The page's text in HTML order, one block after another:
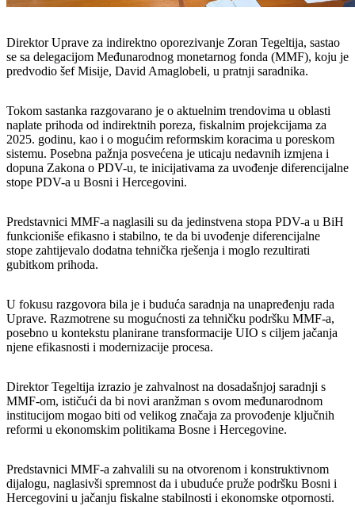
Direktor Uprave za indirektno oporezivanje Zoran Tegeltija, sastao
se sa delegacijom Međunarodnog monetarnog fonda (MMF), koju je
predvodio šef Misije, David Amaglobeli, u pratnji saradnika.
Tokom sastanka razgovarano je o aktuelnim trendovima u oblasti
naplate prihoda od indirektnih poreza, fiskalnim projekcijama za
2025. godinu, kao i o mogućim reformskim koracima u poreskom
sistemu. Posebna pažnja posvećena je uticaju nedavnih izmjena i
dopuna Zakona o PDV-u, te inicijativama za uvođenje diferencijalne
stope PDV-a u Bosni i Hercegovini.
Predstavnici MMF-a naglasili su da jedinstvena stopa PDV-a u BiH
funkcioniše efikasno i stabilno, te da bi uvođenje diferencijalne
stope zahtijevalo dodatna tehnička rješenja i moglo rezultirati
gubitkom prihoda.
U fokusu razgovora bila je i buduća saradnja na unapređenju rada
Uprave. Razmotrene su mogućnosti za tehničku podršku MMF-a,
posebno u kontekstu planirane transformacije UIO s ciljem jačanja
njene efikasnosti i modernizacije procesa.
Direktor Tegeltija izrazio je zahvalnost na dosadašnjoj saradnji s
MMF-om, ističući da bi novi aranžman s ovom međunarodnom
institucijom mogao biti od velikog značaja za provođenje ključnih
reformi u ekonomskim politikama Bosne i Hercegovine.
Predstavnici MMF-a zahvalili su na otvorenom i konstruktivnom
dijalogu, naglasivši spremnost da i ubuduće pruže podršku Bosni i
Hercegovini u jačanju fiskalne stabilnosti i ekonomske otpornosti.